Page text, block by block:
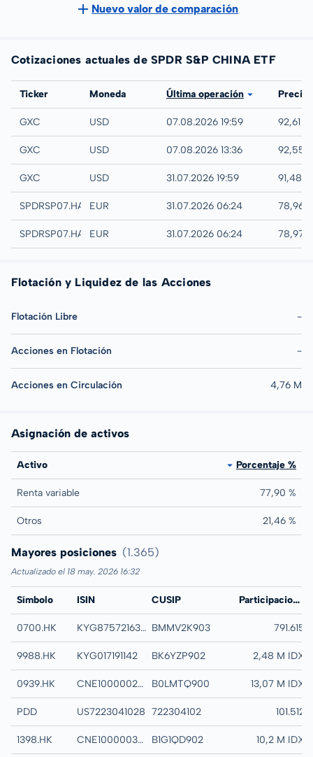
Nuevo valor de comparación
Cotizaciones actuales de SPDR S&P CHINA ETF
Bolsa
Ticker Moneda Última operación Precio
NYSE
GXC USD 07.08.2026 19:59 92,61
IEX
GXC USD 07.08.2026 13:36 92,55
AMEX
GXC USD 31.07.2026 19:59 91,48
Hannover
SPDRSP07.HANBEUR 31.07.2026 06:24 78,96
Hamburg
SPDRSP07.HAMBEUR 31.07.2026 06:24 78,97
Flotación y Liquidez de las Acciones
Flotación Libre -
Acciones en Flotación -
Acciones en Circulación 4,76 M
Asignación de activos
Activo Porcentaje %
Renta variable 77,90 %
Otros 21,46 %
Mayores posiciones (1.365)
Actualizado el 18 may. 2026 16:32
Símbolo ISIN CUSIP Nombre
Participaciones
0700.HK KYG875721634 BMMV2K903 TENCENT791.615
9988.HK KYG017191142 BK6YZP902 ALIBABA GROUP
2,48 M IDX
0939.HK CNE1000002H1 B0LMTQ900 CHINA13,07 M IDX
PDD US7223041028 722304102 PDD HOLDINGS
101.512
1398.HK CNE1000003G1 B1G1QD902 IND + COMM BK
10,2 M IDX